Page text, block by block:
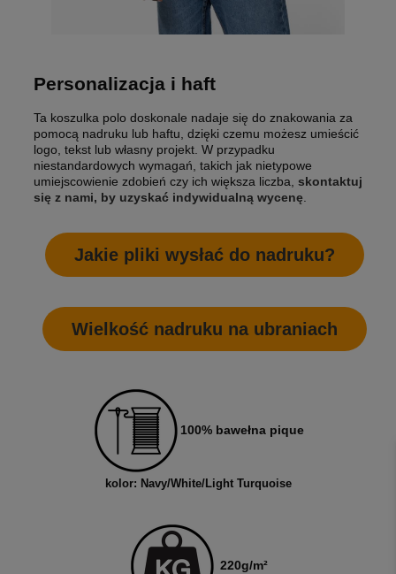
Personalizacja i haft
Ta koszulka polo doskonale nadaje się do znakowania za
pomocą nadruku lub haftu, dzięki czemu możesz umieścić
logo, tekst lub własny projekt. W przypadku
niestandardowych wymagań, takich jak nietypowe
umiejscowienie zdobień czy ich większa liczba, skontaktuj
się z nami, by uzyskać indywidualną wycenę
Jakie pliki wysłać do nadruku?
Wielkość nadruku na ubraniach
100% bawełna pique
kolor: Navy/White/Light Turquoise
220g/m²